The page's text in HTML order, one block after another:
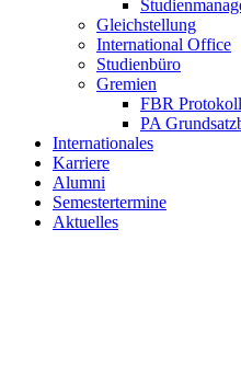
Gleichstellung
International Office
Studienbüro
Gremien
FBR
PA
Internationales
Karriere
Alumni
Semestertermine
Aktuelles